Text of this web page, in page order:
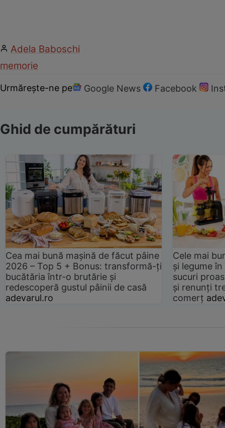
Adela Baboschi
memorie
Urmărește-ne pe Google News Facebook
Ghid de cumpărături
Cea mai bună mașină de făcut pâine
2026 – Top 5 + Bonus: transformă-ți
bucătăria într-o brutărie și
redescoperă gustul pâinii de casă
adevarul.ro
Cele mai
și legume
sucuri
și renunți
comerț